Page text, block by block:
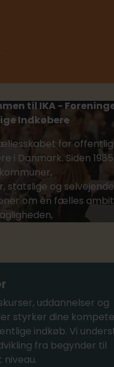
er noget
til IKA -
Indkøbere
for
i Danmark. Siden
statslige og selvejende
om én fælles
uddannelser og
styrker dine
indkøb. Vi
fra begynder til
niveau.